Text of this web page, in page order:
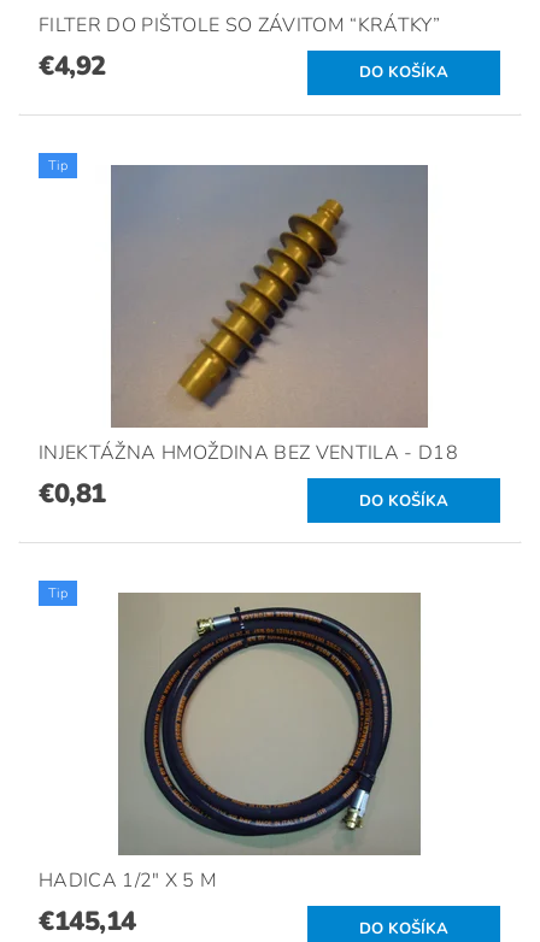
FILTER DO PIŠTOLE SO ZÁVITOM “KRÁTKY”
€4,92
Tip
INJEKTÁŽNA HMOŽDINA BEZ VENTILA - D18
€0,81
Tip
HADICA 1/2" X 5 M
€145,14